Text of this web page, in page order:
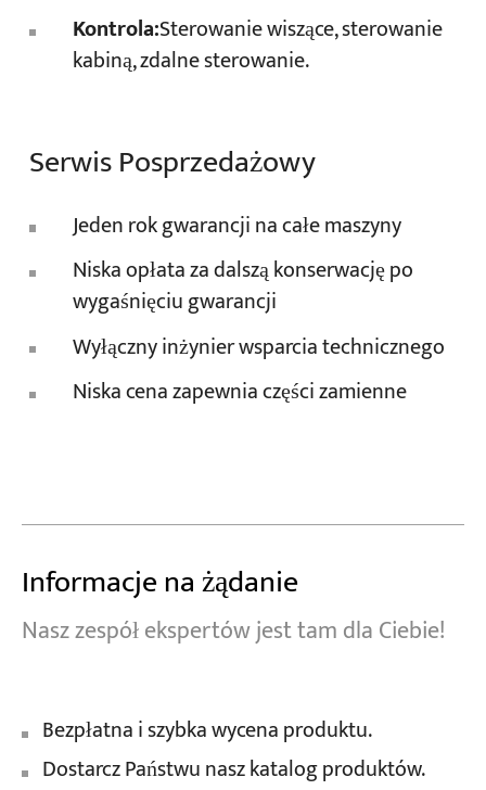
Kontrola:Sterowanie wiszące, sterowanie
kabiną, zdalne sterowanie.
Serwis Posprzedażowy
Jeden rok gwarancji na całe maszyny
Niska opłata za dalszą konserwację po
wygaśnięciu gwarancji
Wyłączny inżynier wsparcia technicznego
Niska cena zapewnia części zamienne
Informacje na żądanie
Nasz zespół ekspertów jest tam dla Ciebie!
Bezpłatna i szybka wycena produktu.
Dostarcz Państwu nasz katalog produktów.